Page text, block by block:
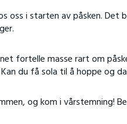
oss i starten av påsken. Det
fortelle masse rart om
du få sola til å hoppe og
og kom i vårstemning!